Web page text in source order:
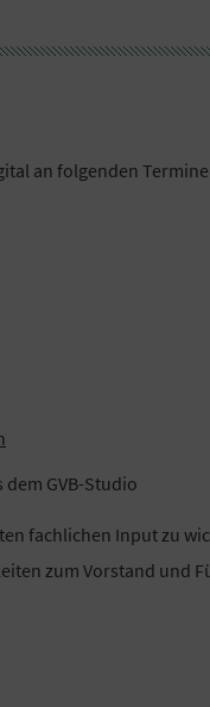
an folgenden
dem GVB-Studio
fachlichen Input zu
zum Vorstand und